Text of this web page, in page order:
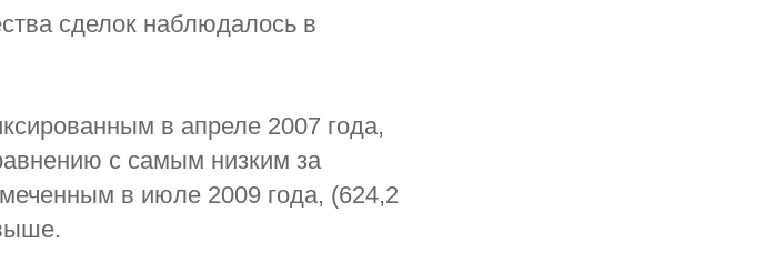
сделок наблюдалось в
в апреле 2007 года,
с самым низким за
в июле 2009 года, (624,2